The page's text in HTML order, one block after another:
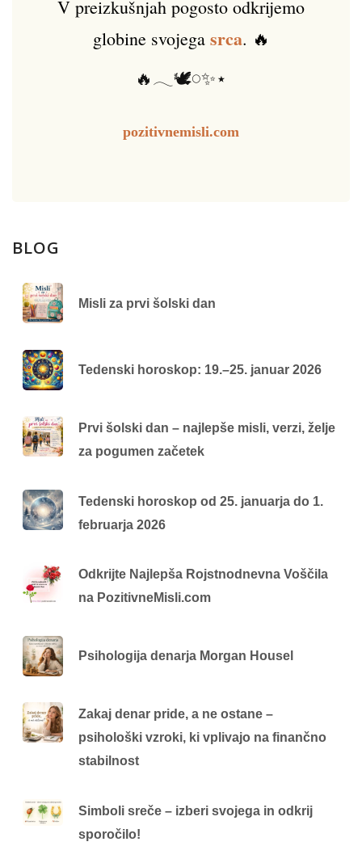
V preizkušnjah pogosto odkrijemo
globine svojega srca. 🔥
🔥𓂃🕊️𓏸✨⋆
pozitivnemisli.com
BLOG
Misli za prvi šolski dan
Tedenski horoskop: 19.–25. januar 2026
Prvi šolski dan – najlepše misli, verzi, želje
za pogumen začetek
Tedenski horoskop od 25. januarja do 1.
februarja 2026
Odkrijte Najlepša Rojstnodnevna Voščila
na PozitivneMisli.com
Psihologija denarja Morgan Housel
Zakaj denar pride, a ne ostane –
psihološki vzroki, ki vplivajo na finančno
stabilnost
Simboli sreče – izberi svojega in odkrij
sporočilo!